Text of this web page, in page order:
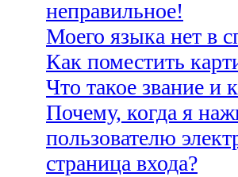
неправильное!
Моего языка нет в
Как поместить
Что такое звание и
Почему, когда я
пользователю
страница входа?